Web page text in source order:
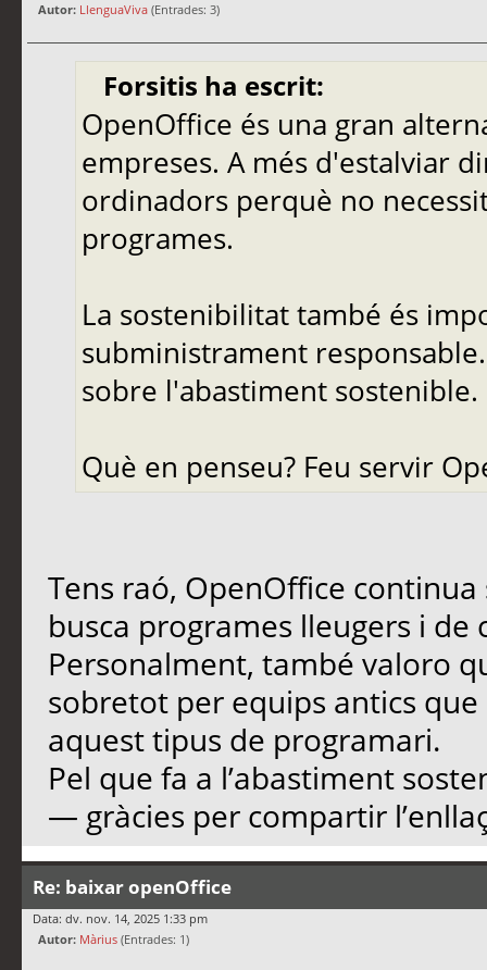
Autor: LlenguaViva (Entrades: 3)
Forsitis ha escrit:
OpenOffice és una gran
empreses. A més d'estalviar
ordinadors perquè no
programes.
La sostenibilitat també és
subministrament
sobre l'abastiment sostenible.
Què en penseu? Feu servir
Tens raó, OpenOffice
busca programes lleugers i de
Personalment, també valoro
sobretot per equips antics
aquest tipus de programari.
Pel que fa a l’abastiment
— gràcies per compartir
Re: baixar openOffice
Data: dv. nov. 14, 2025 1:33 pm
Autor: Màrius (Entrades: 1)